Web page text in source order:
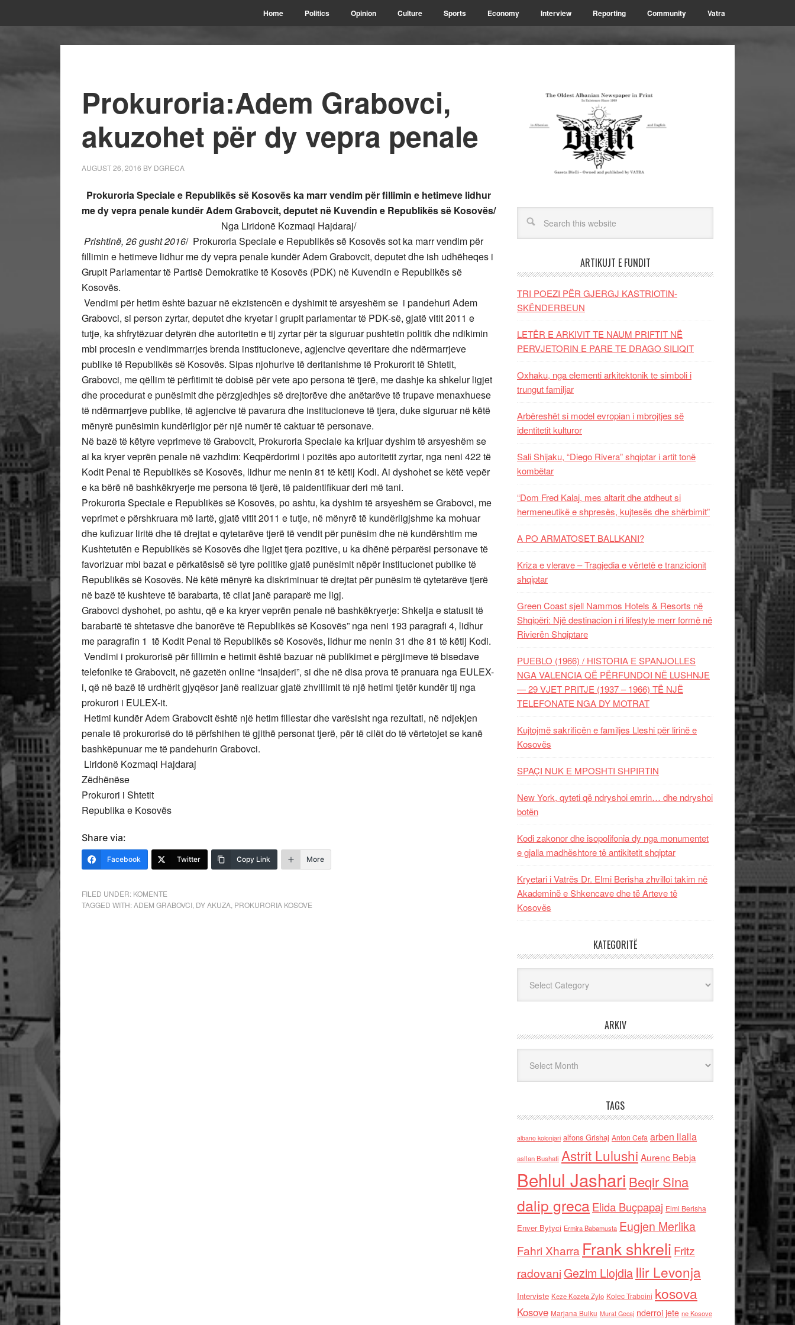
Home Politics Opinion Culture Sports Economy Interview Reporting Community Vatra
Prokuroria:Adem Grabovci,
akuzohet për dy vepra penale
AUGUST 26, 2016 BY DGRECA
Prokuroria Speciale e Republikës së Kosovës ka marr vendim për fillimin e hetimeve lidhur
me dy vepra penale kundër Adem Grabovcit, deputet në Kuvendin e Republikës së Kosovës/
Nga Liridonë Kozmaqi Hajdaraj/
Prishtinë, 26 gusht 2016/ Prokuroria Speciale e Republikës së Kosovës sot ka marr vendim për
fillimin e hetimeve lidhur me dy vepra penale kundër Adem Grabovcit, deputet dhe ish udhëheqes i
Grupit Parlamentar të Partisë Demokratike të Kosovës (PDK) në Kuvendin e Republikës së
Kosovës.
Vendimi për hetim është bazuar në ekzistencën e dyshimit të arsyeshëm se i pandehuri Adem
Grabovci, si person zyrtar, deputet dhe kryetar i grupit parlamentar të PDK-së, gjatë vitit 2011 e
tutje, ka shfrytëzuar detyrën dhe autoritetin e tij zyrtar për ta siguruar pushtetin politik dhe ndikimin
mbi procesin e vendimmarrjes brenda institucioneve, agjencive qeveritare dhe ndërmarrjeve
publike të Republikës së Kosovës. Sipas njohurive të deritanishme të Prokurorit të Shtetit,
Grabovci, me qëllim të përfitimit të dobisë për vete apo persona të tjerë, me dashje ka shkelur ligjet
dhe procedurat e punësimit dhe përzgjedhjes së drejtorëve dhe anëtarëve të trupave menaxhuese
të ndërmarrjeve publike, të agjencive të pavarura dhe institucioneve të tjera, duke siguruar në këtë
mënyrë punësimin kundërligjor për një numër të caktuar të personave.
Në bazë të këtyre veprimeve të Grabovcit, Prokuroria Speciale ka krijuar dyshim të arsyeshëm se
ai ka kryer veprën penale në vazhdim: Keqpërdorimi i pozitës apo autoritetit zyrtar, nga neni 422 të
Kodit Penal të Republikës së Kosovës, lidhur me nenin 81 të këtij Kodi. Ai dyshohet se këtë vepër
e ka bërë në bashkëkryerje me persona të tjerë, të paidentifikuar deri më tani.
Prokuroria Speciale e Republikës së Kosovës, po ashtu, ka dyshim të arsyeshëm se Grabovci, me
veprimet e përshkruara më lartë, gjatë vitit 2011 e tutje, në mënyrë të kundërligjshme ka mohuar
dhe kufizuar liritë dhe të drejtat e qytetarëve tjerë të vendit për punësim dhe në kundërshtim me
Kushtetutën e Republikës së Kosovës dhe ligjet tjera pozitive, u ka dhënë përparësi personave të
favorizuar mbi bazat e përkatësisë së tyre politike gjatë punësimit nëpër institucionet publike të
Republikës së Kosovës. Në këtë mënyrë ka diskriminuar të drejtat për punësim të qytetarëve tjerë
në bazë të kushteve të barabarta, të cilat janë paraparë me ligj.
Grabovci dyshohet, po ashtu, që e ka kryer veprën penale në bashkëkryerje: Shkelja e statusit të
barabartë të shtetasve dhe banorëve të Republikës së Kosovës” nga neni 193 paragrafi 4, lidhur
me paragrafin 1 të Kodit Penal të Republikës së Kosovës, lidhur me nenin 31 dhe 81 të këtij Kodi.
Vendimi i prokurorisë për fillimin e hetimit është bazuar në publikimet e përgjimeve të bisedave
telefonike të Grabovcit, në gazetën online “Insajderi”, si dhe në disa prova të pranuara nga EULEX-
i, që në bazë të urdhërit gjyqësor janë realizuar gjatë zhvillimit të një hetimi tjetër kundër tij nga
prokurori i EULEX-it.
Hetimi kundër Adem Grabovcit është një hetim fillestar dhe varësisht nga rezultati, në ndjekjen
penale të prokurorisë do të përfshihen të gjithë personat tjerë, për të cilët do të vërtetojet se kanë
bashkëpunuar me të pandehurin Grabovci.
Liridonë Kozmaqi Hajdaraj
Zëdhënëse
Prokurori i Shtetit
Republika e Kosovës
Share via:
Facebook Twitter Copy Link More
FILED UNDER: KOMENTE
TAGGED WITH:ADEM GRABOVCI DY AKUZA PROKURORIA KOSOVE
ARTIKUJT E FUNDIT
TRI POEZI PËR GJERGJ KASTRIOTIN-
SKËNDERBEUN
LETËR E ARKIVIT TE NAUM PRIFTIT NË
PERVJETORIN E PARE TE DRAGO SILIQIT
Oxhaku, nga elementi arkitektonik te simboli i
trungut familjar
Arbëreshët si model evropian i mbrojtjes së
identitetit kulturor
Sali Shijaku, “Diego Rivera” shqiptar i artit tonë
kombëtar
“Dom Fred Kalaj, mes altarit dhe atdheut si
hermeneutikë e shpresës, kujtesës dhe shërbimit”
A PO ARMATOSET BALLKANI?
Kriza e vlerave – Tragjedia e vërtetë e tranzicionit
shqiptar
Green Coast sjell Nammos Hotels & Resorts në
Shqipëri: Një destinacion i ri lifestyle merr formë në
Rivierën Shqiptare
PUEBLO (1966) / HISTORIA E SPANJOLLES
NGA VALENCIA QË PËRFUNDOI NË LUSHNJE
— 29 VJET PRITJE (1937 – 1966) TË NJË
TELEFONATE NGA DY MOTRAT
Kujtojmë sakrificën e familjes Lleshi për lirinë e
Kosovës
SPAÇI NUK E MPOSHTI SHPIRTIN
New York, qyteti që ndryshoi emrin… dhe ndryshoi
botën
Kodi zakonor dhe isopolifonia dy nga monumentet
e gjalla madhështore të antikitetit shqiptar
Kryetari i Vatrës Dr. Elmi Berisha zhvilloi takim në
Akademinë e Shkencave dhe të Arteve të
Kosovës
KATEGORITË
ARKIV
TAGS
albano kolonjari alfons Grishaj Anton Cefa arben llalla
asllan Bushati Astrit Lulushi Aurenc Bebja
Behlul Jashari Beqir Sina
dalip grecaElida Buçpapaj Elmi Berisha
Enver Bytyci Ermira Babamusta Eugjen Merlika
Fahri Xharra Frank shkreli Fritz
radovaniGezim Llojdia Ilir Levonja
Interviste Keze Kozeta Zylo Kolec Traboini kosova
Kosove Marjana Bulku Murat Gecaj nderroi jete ne Kosove